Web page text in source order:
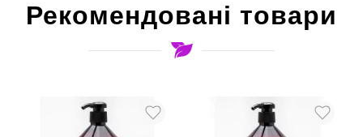
Рекомендовані товари